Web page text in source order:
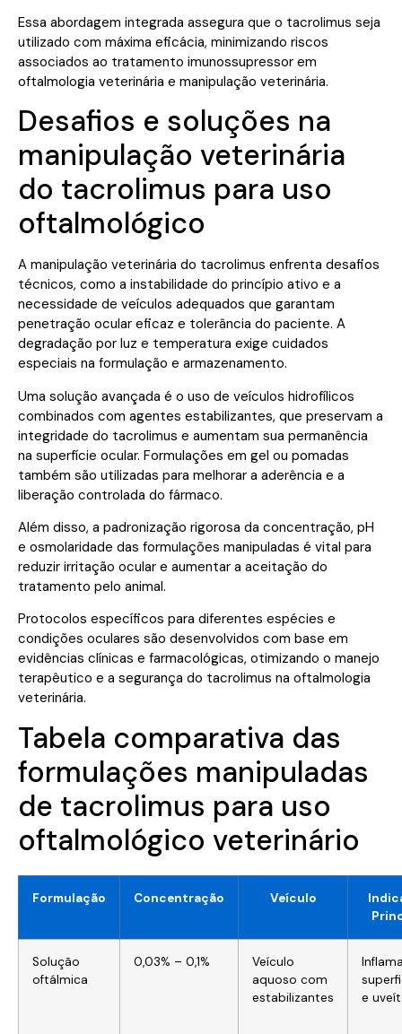
Essa abordagem integrada assegura que o tacrolimus seja
utilizado com máxima eficácia, minimizando riscos
associados ao tratamento imunossupressor em
oftalmologia veterinária e manipulação veterinária.
Desafios e soluções na
manipulação veterinária
do tacrolimus para uso
oftalmológico
A manipulação veterinária do tacrolimus enfrenta desafios
técnicos, como a instabilidade do princípio ativo e a
necessidade de veículos adequados que garantam
penetração ocular eficaz e tolerância do paciente. A
degradação por luz e temperatura exige cuidados
especiais na formulação e armazenamento.
Uma solução avançada é o uso de veículos hidrofílicos
combinados com agentes estabilizantes, que preservam a
integridade do tacrolimus e aumentam sua permanência
na superfície ocular. Formulações em gel ou pomadas
também são utilizadas para melhorar a aderência e a
liberação controlada do fármaco.
Além disso, a padronização rigorosa da concentração, pH
e osmolaridade das formulações manipuladas é vital para
reduzir irritação ocular e aumentar a aceitação do
tratamento pelo animal.
Protocolos específicos para diferentes espécies e
condições oculares são desenvolvidos com base em
evidências clínicas e farmacológicas, otimizando o manejo
terapêutico e a segurança do tacrolimus na oftalmologia
veterinária.
Tabela comparativa das
formulações manipuladas
de tacrolimus para uso
oftalmológico veterinário
Formulação Concentração Veículo
Solução
oftálmica
0,03% – 0,1%
Veículo
aquoso com
estabilizantes
e